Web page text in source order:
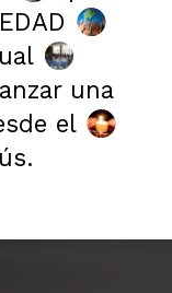
una
el